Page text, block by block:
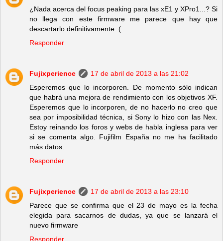
¿Nada acerca del focus peaking para las xE1 y XPro1...? Si
no llega con este firmware me parece que hay que
descartarlo definitivamente :(
Responder
Fujixperience
17 de abril de 2013 a las 21:02
Esperemos que lo incorporen. De momento sólo indican
que habrá una mejora de rendimiento con los objetivos XF.
Esperemos que lo incorporen, de no hacerlo no creo que
sea por imposibilidad técnica, si Sony lo hizo con las Nex.
Estoy reinando los foros y webs de habla inglesa para ver
si se comenta algo. Fujifilm España no me ha facilitado
más datos.
Responder
Fujixperience
17 de abril de 2013 a las 23:10
Parece que se confirma que el 23 de mayo es la fecha
elegida para sacarnos de dudas, ya que se lanzará el
nuevo firmware
Responder